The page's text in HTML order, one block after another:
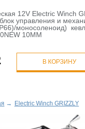
12V Electric Winch
управления и
моносоленоид)
10MM
В КОРЗИНУ
→ Electric Winch GRIZZLY